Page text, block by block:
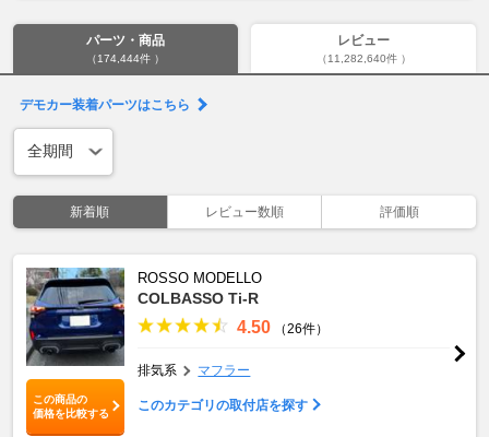
パーツ・商品
（174,444件 ）
レビュー
（11,282,640件 ）
デモカー装着パーツはこちら
新着順 レビュー数順 評価順
この商品の
価格を比較する
ROSSO MODELLO
COLBASSO Ti-R
4.50 （26件）
排気系 マフラー
このカテゴリの取付店を探す